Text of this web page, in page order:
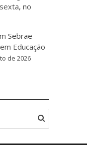
no
Sebrae
Educação
de 2026